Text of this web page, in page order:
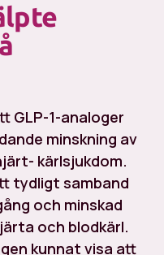
GLP-1-analoger
minskning av
kärlsjukdom.
tydligt samband
och minskad
och blodkärl.
kunnat visa att